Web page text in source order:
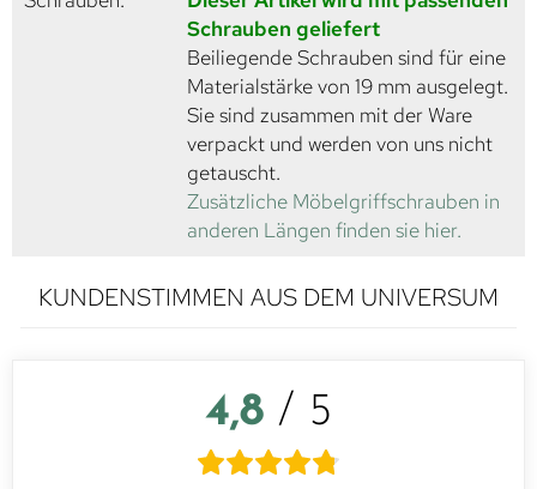
Schrauben geliefert
Beiliegende Schrauben sind für eine
Materialstärke von 19 mm ausgelegt.
Sie sind zusammen mit der Ware
verpackt und werden von uns nicht
getauscht.
Zusätzliche Möbelgriffschrauben in
anderen Längen finden sie hier.
KUNDENSTIMMEN AUS DEM UNIVERSUM
4,8 / 5